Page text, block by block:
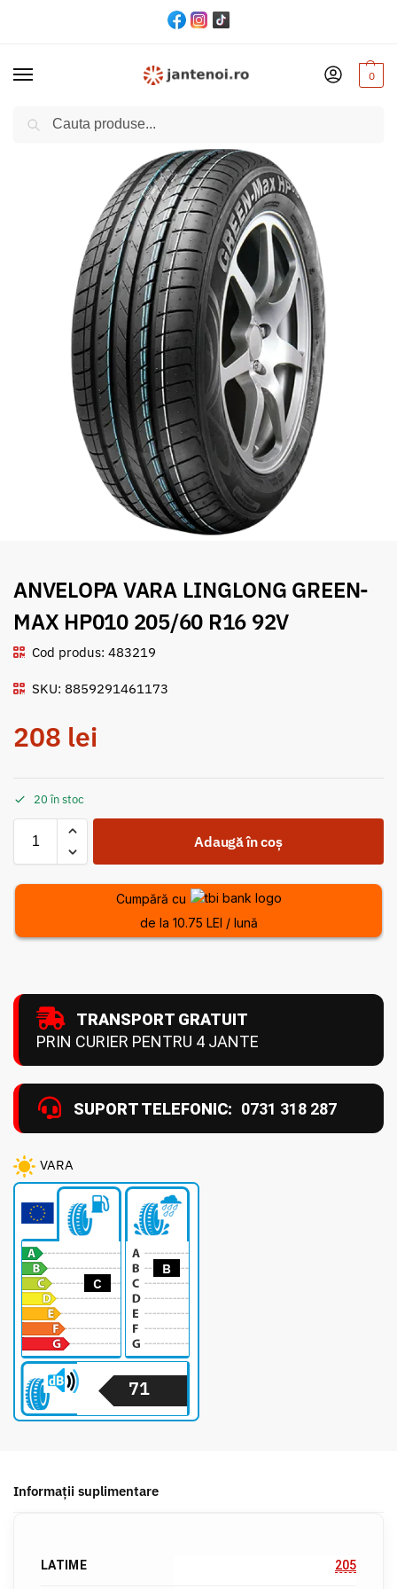
0
Acasă Anvelope / ANVELOPA VARA LINGLONG GREEN-MAX HP010 205/60 R16 92V
ANVELOPA VARA LINGLONG GREEN-
MAX HP010 205/60 R16 92V
Cod produs: 483219
SKU: 8859291461173
208 lei
20 în stoc
Adaugă în coș
Cumpără cu
de la 10.75 LEI / lună
TRANSPORT GRATUIT
PRIN CURIER PENTRU 4 JANTE
SUPORT TELEFONIC: 0731 318 287
VARA
C
B
71
Informații suplimentare
LATIME 205